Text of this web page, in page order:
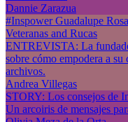
Dannie Zarazua
#Inspower Guadalupe
Veteranas and Rucas
ENTREVISTA: La
sobre cómo empodera a
archivos.
Andrea Villegas
STORY: Los consejos de
Un arcoiris de mensajes